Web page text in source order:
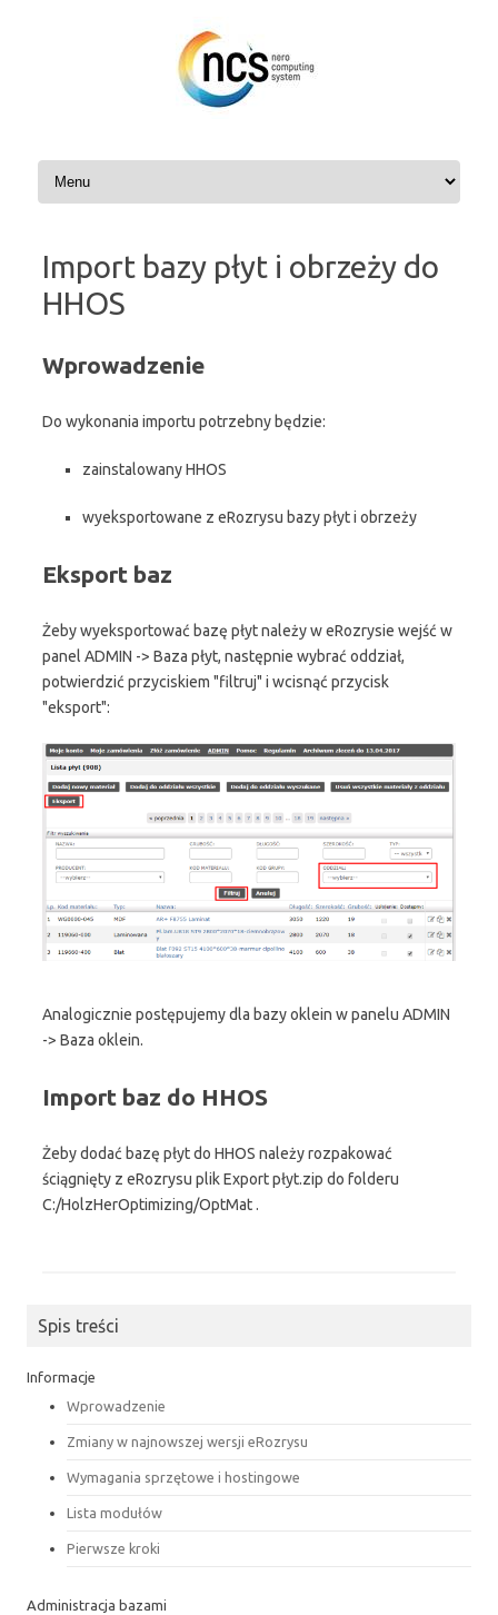
Import bazy płyt i obrzeży do
HHOS
Wprowadzenie
Do wykonania importu potrzebny będzie:
zainstalowany HHOS
wyeksportowane z eRozrysu bazy płyt i obrzeży
Eksport baz
Żeby wyeksportować bazę płyt należy w eRozrysie wejść w
panel ADMIN -> Baza płyt, następnie wybrać oddział,
potwierdzić przyciskiem "filtruj" i wcisnąć przycisk
"eksport":
Analogicznie postępujemy dla bazy oklein w panelu ADMIN
-> Baza oklein.
Import baz do HHOS
Żeby dodać bazę płyt do HHOS należy rozpakować
ściągnięty z eRozrysu plik Export płyt.zip do folderu
C:/HolzHerOptimizing/OptMat .
Spis treści
Informacje
Wprowadzenie
Zmiany w najnowszej wersji eRozrysu
Wymagania sprzętowe i hostingowe
Lista modułów
Pierwsze kroki
Administracja bazami